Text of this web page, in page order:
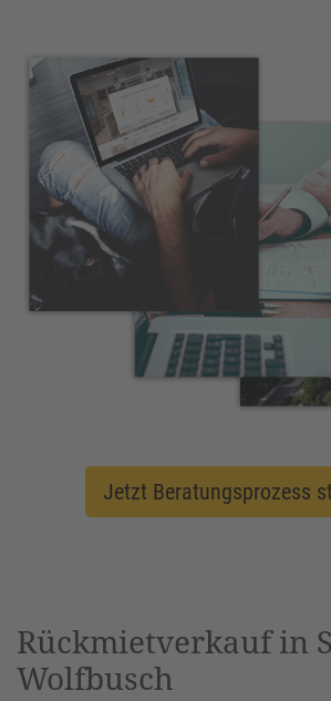
Jetzt Beratungsprozess
Rückmietverkauf in
Wolfbusch